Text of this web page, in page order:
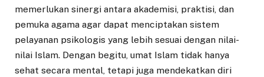
memerlukan sinergi antara akademisi, praktisi, dan
pemuka agama agar dapat menciptakan sistem
pelayanan psikologis yang lebih sesuai dengan nilai-
nilai Islam. Dengan begitu, umat Islam tidak hanya
sehat secara mental, tetapi juga mendekatkan diri